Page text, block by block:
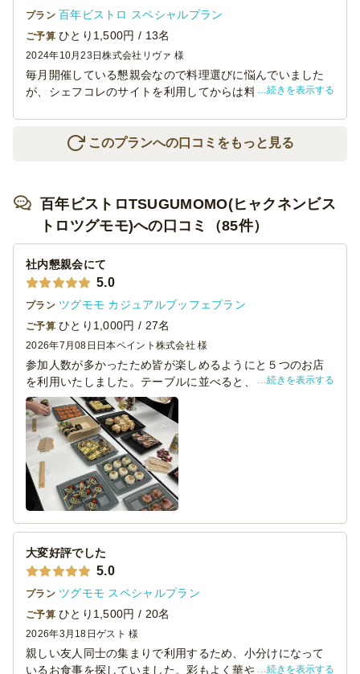
プラン 百年ビストロ スペシャルプラン
ご予算 ひとり1,500円 / 13名
2024年10月23日株式会社リヴァ 様
毎月開催している懇親会なので料理選びに悩んでいました
が、シェフコレのサイトを利用してからは料理選びが楽し
ますが、お酒を飲みながらの会だったので、少し薄味か
続きを表示する
このプランへの口コミをもっと見る
百年ビストロTSUGUMOMO(ヒャクネンビス
トロツグモモ)への口コミ（85件）
社内懇親会にて
5.0
プラン ツグモモ カジュアルブッフェプラン
ご予算 ひとり1,000円 / 27名
2026年7月08日 日本ペイント株式会社 様
参加人数が多かったため皆が楽しめるようにと５つのお店
を利用いたしました。テーブルに並べると、7種の彩り良い
メニューだったためとても華やかになりました。こちらの
プランは想像以上にボリュームがしっかりあったので、一
つのカップで満足して味わうことが出来ました！
続きを表示する
大変好評でした
5.0
プラン ツグモモ スペシャルプラン
ご予算 ひとり1,500円 / 20名
2026年3月18日 ゲスト 様
親しい友人同士の集まりで利用するため、小分けになって
いるお食事を探していました。彩もよく華やかで、バラン
続きを表示する